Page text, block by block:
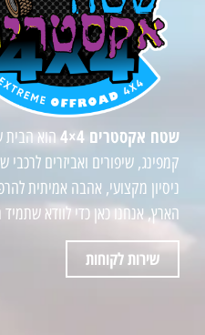
שטח אקסטרים 4×4
הוא הבית
קמפינג, שיפורים ואביזרים
ניסיון מקצועי, אהבה אמיתית
הארץ, אנחנו כאן כדי לוודא
שירות לקוחות